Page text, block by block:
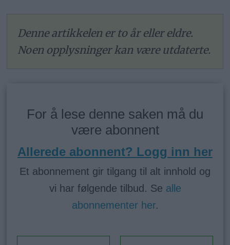
Denne artikkelen er to år eller eldre.
Noen opplysninger kan være utdaterte.
For å lese denne saken må du
være abonnent
Allerede abonnent? Logg inn her
Et abonnement gir tilgang til alt innhold og
vi har følgende tilbud. Se alle
abonnementer her.